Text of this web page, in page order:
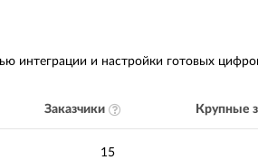
интеграции и настройки готовых
Заказчики Крупные
15